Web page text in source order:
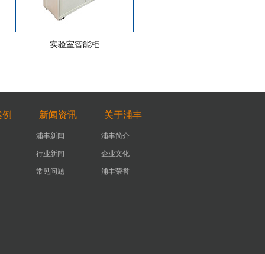
实验室智能柜
新闻资讯 关于浦丰
浦丰新闻
行业新闻
常见问题
浦丰简介
企业文化
浦丰荣誉